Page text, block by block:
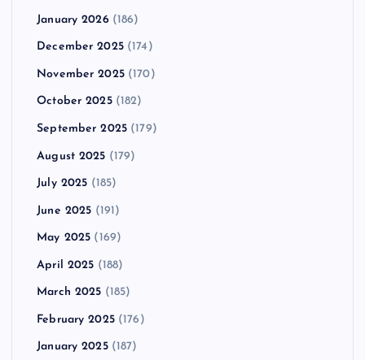
January 2026(186)
December 2025(174)
November 2025(170)
October 2025(182)
September 2025 (179)
August 2025 (179)
July 2025 (185)
June 2025 (191)
May 2025 (169)
April 2025 (188)
March 2025 (185)
February 2025(176)
January 2025(187)